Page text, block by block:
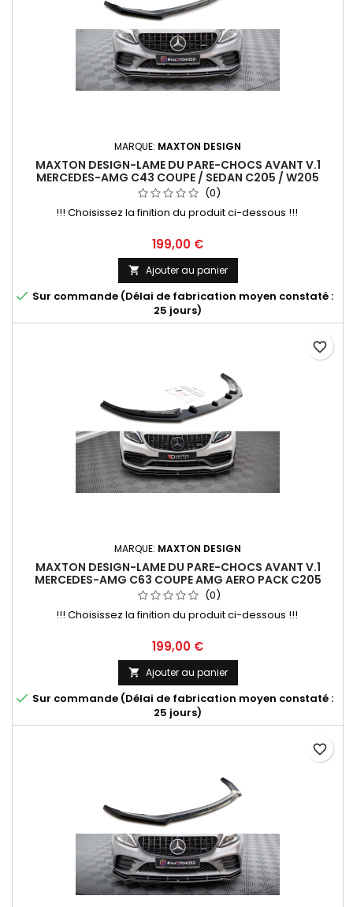
MARQUE: MAXTON DESIGN
MAXTON DESIGN-LAME DU PARE-CHOCS AVANT V.1
MERCEDES-AMG C43 COUPE / SEDAN C205 / W205
FACELIFT (0)
!!! Choisissez la finition du produit ci-dessous !!!
Prix
199,00 €
 Ajouter au panier
 Sur commande (Délai de fabrication moyen constaté :
25 jours)
MARQUE: MAXTON DESIGN
MAXTON DESIGN-LAME DU PARE-CHOCS AVANT V.1
MERCEDES-AMG C63 COUPE AMG AERO PACK C205
FACELIFT (0)
!!! Choisissez la finition du produit ci-dessous !!!
Prix
199,00 €
 Ajouter au panier
 Sur commande (Délai de fabrication moyen constaté :
25 jours)
favorite_border
favorite_border